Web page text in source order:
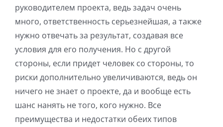
руководителем проекта, ведь задач очень
много, ответственность серьезнейшая, а также
нужно отвечать за результат, создавая все
условия для его получения. Но с другой
стороны, если придет человек со стороны, то
риски дополнительно увеличиваются, ведь он
ничего не знает о проекте, да и вообще есть
шанс нанять не того, кого нужно. Все
преимущества и недостатки обеих типов